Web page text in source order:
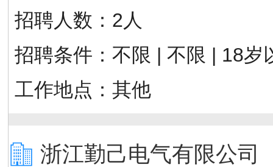
招聘人数： 2人
招聘条件：不限 | 不限 | 18岁
工作地点：其他
浙江勤己电气有限公司